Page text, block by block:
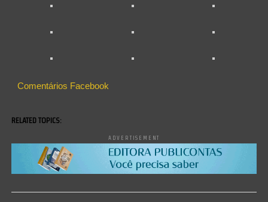
Comentários Facebook
RELATED TOPICS:
ADVERTISEMENT